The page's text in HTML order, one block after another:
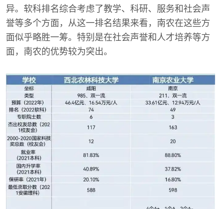
异。软科排名综合考虑了教学、科研、服务和社会声
誉等多个方面，从这一排名结果来看，南农在这些方
面似乎略胜一筹。特别是在社会声誉和人才培养等方
面，南农的优势较为突出。